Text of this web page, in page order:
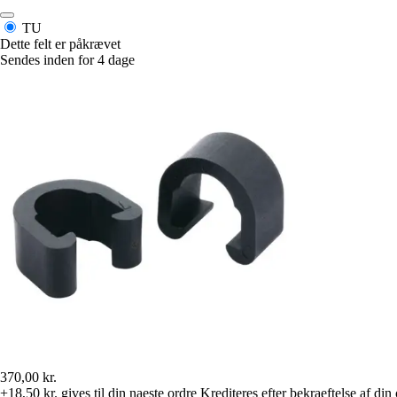
TU
Dette felt er påkrævet
Sendes inden for 4 dage
370,00 kr.
+18,50 kr. gives til din naeste ordre Krediteres efter bekraeftelse af din